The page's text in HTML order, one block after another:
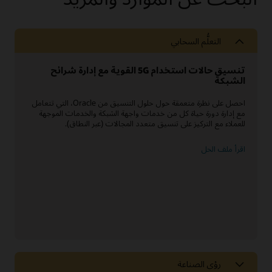
التعلُّم السحابي
تنسيق حالات استخدام 5G القوية مع إدارة شرائح
الشبكة
احصل على نظرة متعمقة حول حلول التنسيق من Oracle، التي تتعامل
مع إدارة دورة حياة كل من خدمات واجهة الشبكة والخدمات الموجهة
للعملاء مع التركيز على تنسيق متعدد المجالات (عبر النطاق).
اقرأ ملف الحل
رؤى الصناعة